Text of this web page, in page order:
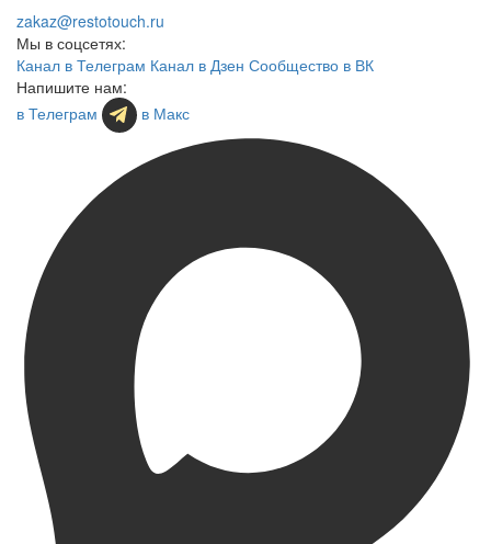
zakaz@restotouch.ru
Мы в соцсетях:
Канал в Телеграм Канал в Дзен Сообщество в ВК
Напишите нам:
в Телеграм
в Макс